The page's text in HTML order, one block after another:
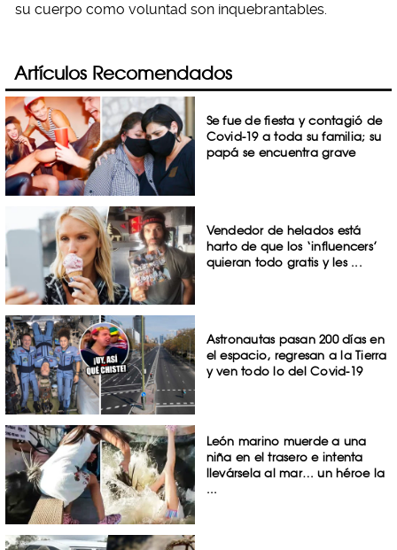
su cuerpo como voluntad son inquebrantables.
Artículos Recomendados
Se fue de fiesta y contagió de
Covid-19 a toda su familia; su
papá se encuentra grave
Vendedor de helados está
harto de que los ‘influencers’
quieran todo gratis y les ...
Astronautas pasan 200 días en
el espacio, regresan a la Tierra
y ven todo lo del Covid-19
León marino muerde a una
niña en el trasero e intenta
llevársela al mar… un héroe la
...